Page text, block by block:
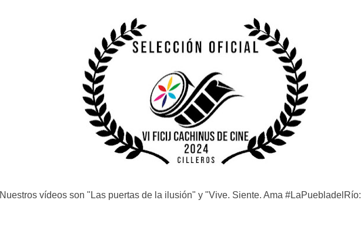
Nuestros vídeos son "Las puertas de la ilusión" y "Vive. Siente. Ama #LaPuebladelRío: